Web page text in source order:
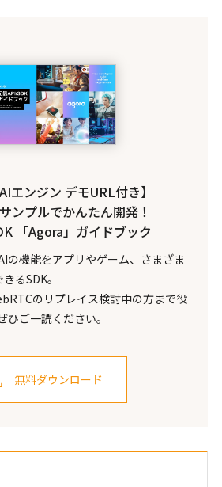
エンジン デモURL付き】
ンプルでかんたん開発！
「Agora」ガイドブック
の機能をアプリやゲーム、さまざま
るSDK。
のリプレイス検討中の方まで役
ひご一読ください。
無料ダウンロード